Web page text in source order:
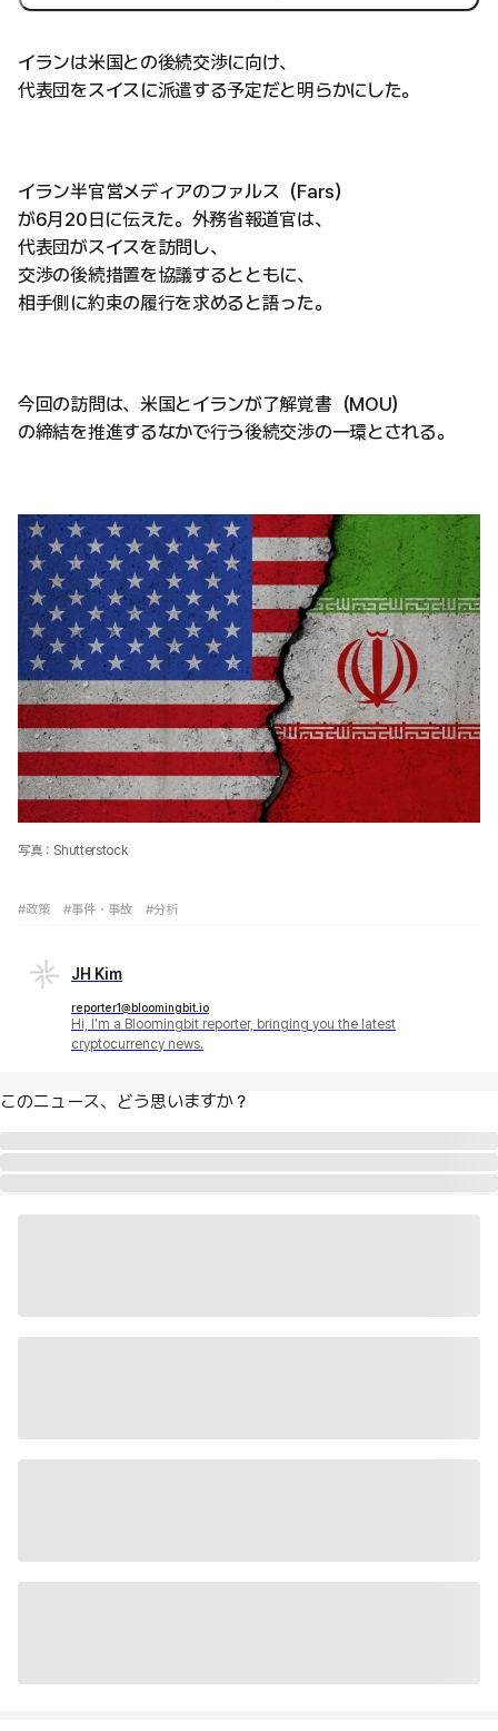
イランは米国との後続交渉に向け、
代表団をスイスに派遣する予定だと明らかにした。
イラン半官営メディアのファルス（Fars）
が6月20日に伝えた。外務省報道官は、
代表団がスイスを訪問し、
交渉の後続措置を協議するとともに、
相手側に約束の履行を求めると語った。
今回の訪問は、米国とイランが了解覚書（MOU）
の締結を推進するなかで行う後続交渉の一環とされる。
写真：Shutterstock
#政策 #事件・事故 #分析
JH Kim
reporter1@bloomingbit.io
Hi, I'm a Bloomingbit reporter, bringing you the latest
cryptocurrency news.
このニュース、どう思いますか？